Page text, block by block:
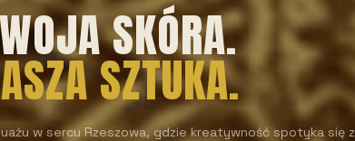
SKÓRA.
SZTUKA.
w sercu Rzeszowa, gdzie kreatywność spotyka się z